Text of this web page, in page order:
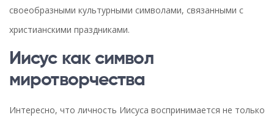
своеобразными культурными символами, связанными с
христианскими праздниками.
Иисус как символ
миротворчества
Интересно, что личность Иисуса воспринимается не только